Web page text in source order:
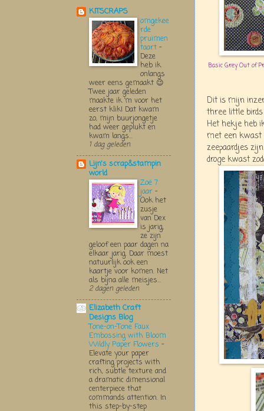
Basic Grey Out of
Dit is mijn
three little
Het hekje heb
met een kwast
zeepaardjes
droge kwast
KITSCRAPS
omgekee
rde
pruimen
taart -
Deze
heb ik
onlangs
weer eens gemaakt 😉
Twee jaar geleden
maakte ik ‘m voor het
eerst klik! Dat kwam
zo, mijn buurjongetje
had weer geplukt en
kwam langs...
1 dag geleden
Lijn's scrap&stampin
world
Zoë 7
jaar -
Ook het
zusje
van Dex
is jarig,
ze zijn
geloof een paar dagen na
elkaar jarig. Daar moest
natuurlijk ook een
kaartje voor komen. Net
als bijna alle meisjes...
2 dagen geleden
Elizabeth Craft
Designs Blog
Tone-on-Tone Faux
Embossing with Bloom
Wildly Paper Flowers -
Elevate your paper
crafting projects with
rich, subtle texture and
a dramatic dimensional
centerpiece that
commands attention. In
this step-by-step